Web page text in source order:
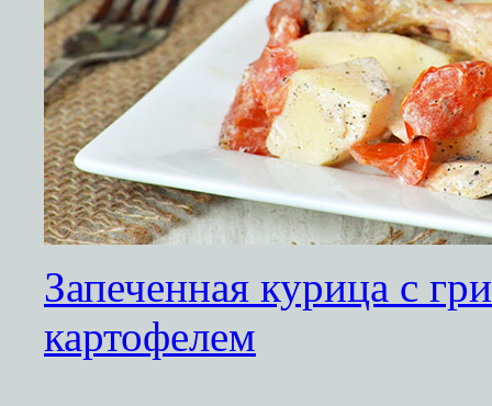
Запеченная курица с
картофелем